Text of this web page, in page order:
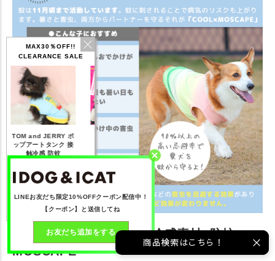
MAX30％OFF!!
CLEARANCE SALE
もっと見る
暑い季節も快適に！接触冷感素材+防蚊
MOSCAPE
LINEお友だち限定10%OFFクーポン配信中！
【クーポン】と送信してね
お友だち追加をする
商品検索はこちら！